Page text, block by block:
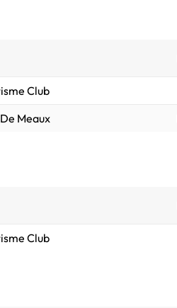
Club
Meaux
Club